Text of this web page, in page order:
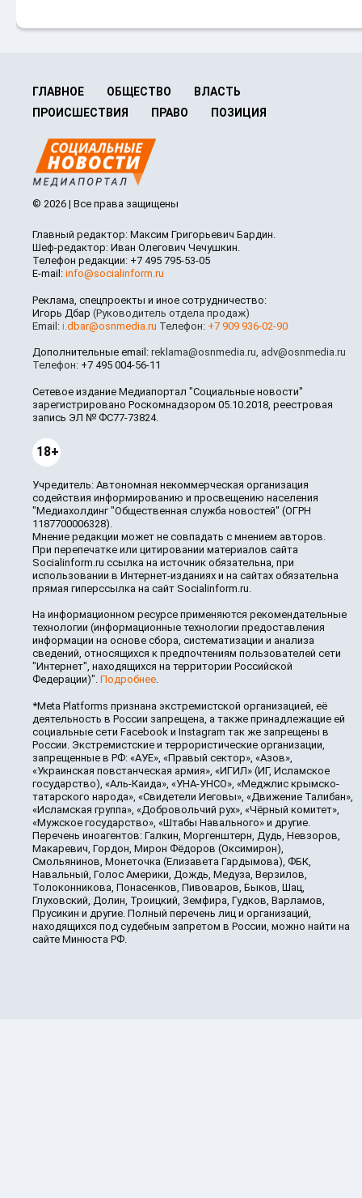
ГЛАВНОЕ ОБЩЕСТВО
ВЛАСТЬ
ПРОИСШЕСТВИЯ
ПРАВО ПОЗИЦИЯ
© 2026 | Все права защищены
Главный редактор: Максим Григорьевич Бардин.
Шеф-редактор: Иван Олегович Чечушкин.
Телефон редакции: +7 495 795-53-05
E-mail: info@socialinform.ru
Реклама, спецпроекты и иное сотрудничество:
Игорь Дбар (Руководитель отдела продаж)
Email: i.dbar@osnmedia.ru Телефон: +7 909 936-02-90
Дополнительные email: reklama@osnmedia.ru, adv@osnmedia.ru
Телефон: +7 495 004-56-11
Сетевое издание Медиапортал "Социальные новости"
зарегистрировано Роскомнадзором 05.10.2018, реестровая
запись ЭЛ № ФС77-73824.
18+
Учредитель: Автономная некоммерческая организация
содействия информированию и просвещению населения
"Медиахолдинг "Общественная служба новостей" (ОГРН
1187700006328).
Мнение редакции может не совпадать с мнением авторов.
При перепечатке или цитировании материалов сайта
Socialinform.ru ссылка на источник обязательна, при
использовании в Интернет-изданиях и на сайтах обязательна
прямая гиперссылка на сайт Socialinform.ru.
На информационном ресурсе применяются рекомендательные
технологии (информационные технологии предоставления
информации на основе сбора, систематизации и анализа
сведений, относящихся к предпочтениям пользователей сети
"Интернет", находящихся на территории Российской
Федерации)". Подробнее.
*Meta Platforms признана экстремистской организацией, её
деятельность в России запрещена, а также принадлежащие ей
социальные сети Facebook и Instagram так же запрещены в
России. Экстремистские и террористические организации,
запрещенные в РФ: «АУЕ», «Правый сектор», «Азов»,
«Украинская повстанческая армия», «ИГИЛ» (ИГ, Исламское
государство), «Аль-Каида», «УНА-УНСО», «Меджлис крымско-
татарского народа», «Свидетели Иеговы», «Движение Талибан»,
«Исламская группа», «Добровольчий рух», «Чёрный комитет»,
«Мужское государство», «Штабы Навального» и другие.
Перечень иноагентов: Галкин, Моргенштерн, Дудь, Невзоров,
Макаревич, Гордон, Мирон Фёдоров (Оксимирон),
Смольянинов, Монеточка (Елизавета Гардымова), ФБК,
Навальный, Голос Америки, Дождь, Медуза, Верзилов,
Толоконникова, Понасенков, Пивоваров, Быков, Шац,
Глуховский, Долин, Троицкий, Земфира, Гудков, Варламов,
Прусикин и другие. Полный перечень лиц и организаций,
находящихся под судебным запретом в России, можно найти на
сайте Минюста РФ.